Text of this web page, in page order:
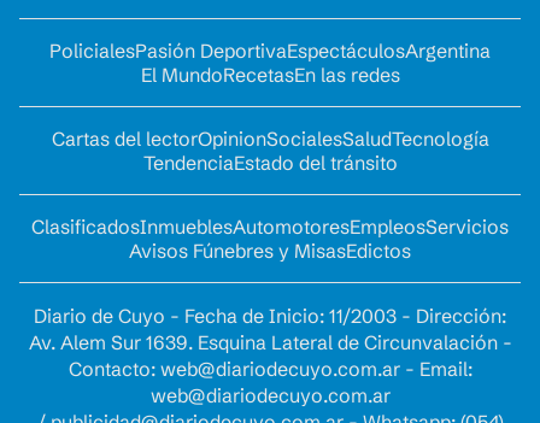
PolicialesPasión DeportivaEspectáculosArgentina
El MundoRecetasEn las redes
Cartas del lectorOpinionSocialesSaludTecnología
TendenciaEstado del tránsito
ClasificadosInmueblesAutomotoresEmpleosServicios
Avisos Fúnebres y MisasEdictos
Diario de Cuyo - Fecha de Inicio: 11/2003 - Dirección:
Av. Alem Sur 1639. Esquina Lateral de Circunvalación -
Contacto: web@diariodecuyo.com.ar- Email:
web@diariodecuyo.com.ar